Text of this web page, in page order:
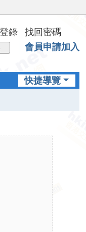
錄
找回密碼
會員申請加入
快捷導覽